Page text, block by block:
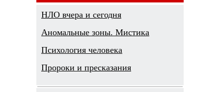
НЛО вчера и сегодня
Аномальные зоны. Мистика
Психология человека
Пророки и пресказания